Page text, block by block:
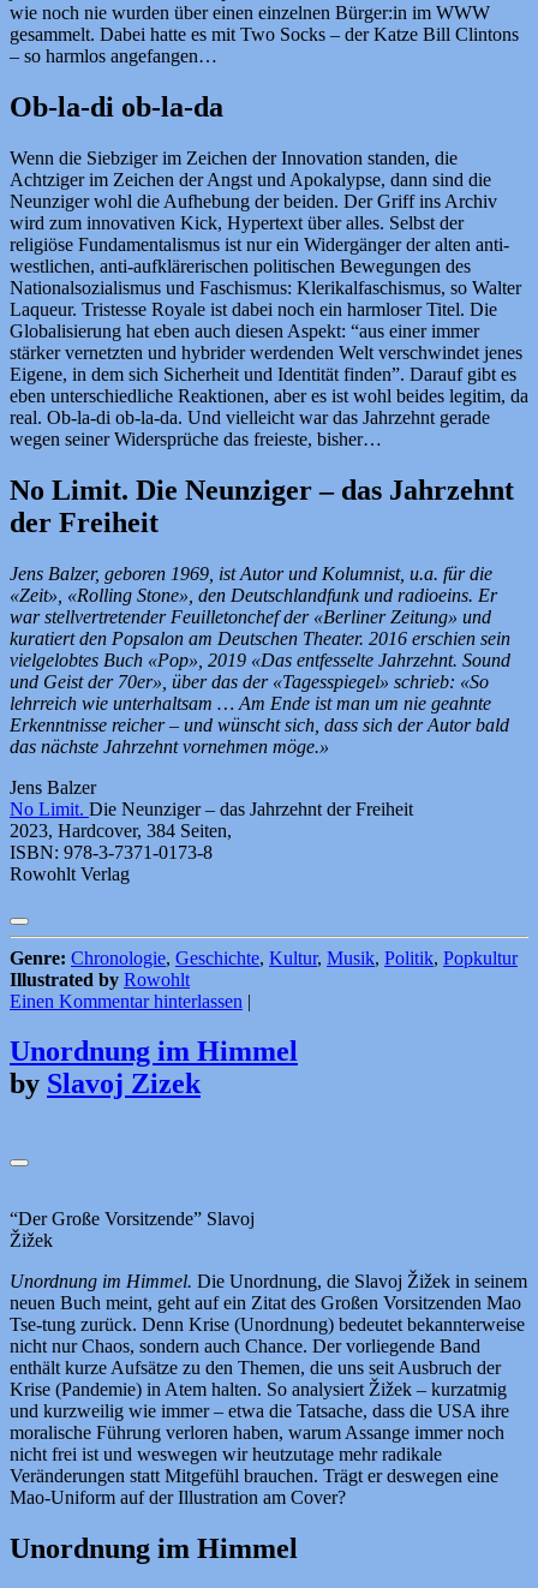
wie noch nie wurden über einen einzelnen Bürger:in im WWW
gesammelt. Dabei hatte es mit Two Socks – der Katze Bill Clintons
– so harmlos angefangen…
Ob-la-di ob-la-da
Wenn die Siebziger im Zeichen der Innovation standen, die
Achtziger im Zeichen der Angst und Apokalypse, dann sind die
Neunziger wohl die Aufhebung der beiden. Der Griff ins Archiv
wird zum innovativen Kick, Hypertext über alles. Selbst der
religiöse Fundamentalismus ist nur ein Widergänger der alten anti-
westlichen, anti-aufklärerischen politischen Bewegungen des
Nationalsozialismus und Faschismus: Klerikalfaschismus, so Walter
Laqueur. Tristesse Royale ist dabei noch ein harmloser Titel. Die
Globalisierung hat eben auch diesen Aspekt: “aus einer immer
stärker vernetzten und hybrider werdenden Welt verschwindet jenes
Eigene, in dem sich Sicherheit und Identität finden”. Darauf gibt es
eben unterschiedliche Reaktionen, aber es ist wohl beides legitim, da
real. Ob-la-di ob-la-da. Und vielleicht war das Jahrzehnt gerade
wegen seiner Widersprüche das freieste, bisher…
No Limit. Die Neunziger – das Jahrzehnt
der Freiheit
Jens Balzer, geboren 1969, ist Autor und Kolumnist, u.a. für die
«Zeit», «Rolling Stone», den Deutschlandfunk und radioeins. Er
war stellvertretender Feuilletonchef der «Berliner Zeitung» und
kuratiert den Popsalon am Deutschen Theater. 2016 erschien sein
vielgelobtes Buch «Pop», 2019 «Das entfesselte Jahrzehnt. Sound
und Geist der 70er», über das der «Tagesspiegel» schrieb: «So
lehrreich wie unterhaltsam … Am Ende ist man um nie geahnte
Erkenntnisse reicher – und wünscht sich, dass sich der Autor bald
das nächste Jahrzehnt vornehmen möge.»
Jens Balzer
No Limit. Die Neunziger – das Jahrzehnt der Freiheit
2023, Hardcover, 384 Seiten,
ISBN: 978-3-7371-0173-8
Rowohlt Verlag
Genre: Chronologie, Geschichte, Kultur, Musik, Politik, Popkultur
Illustrated by Rowohlt
Einen Kommentar hinterlassen |
Unordnung im Himmel
by Slavoj Zizek
“Der Große Vorsitzende” Slavoj
Žižek
Unordnung im Himmel. Die Unordnung, die Slavoj Žižek in seinem
neuen Buch meint, geht auf ein Zitat des Großen Vorsitzenden Mao
Tse-tung zurück. Denn Krise (Unordnung) bedeutet bekannterweise
nicht nur Chaos, sondern auch Chance. Der vorliegende Band
enthält kurze Aufsätze zu den Themen, die uns seit Ausbruch der
Krise (Pandemie) in Atem halten. So analysiert Žižek – kurzatmig
und kurzweilig wie immer – etwa die Tatsache, dass die USA ihre
moralische Führung verloren haben, warum Assange immer noch
nicht frei ist und weswegen wir heutzutage mehr radikale
Veränderungen statt Mitgefühl brauchen. Trägt er deswegen eine
Mao-Uniform auf der Illustration am Cover?
Unordnung im Himmel